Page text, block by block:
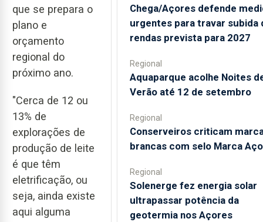
que se prepara o
plano e
orçamento
regional do
próximo ano.
"Cerca de 12 ou
13% de
explorações de
produção de leite
é que têm
eletrificação, ou
seja, ainda existe
aqui alguma
Chega/Açores defende
urgentes para travar subida
rendas prevista para 2027
Regional
Aquaparque acolhe Noites
Verão até 12 de setembro
Regional
Conserveiros criticam
brancas com selo Marca
Regional
Solenerge fez energia solar
ultrapassar potência da
geotermia nos Açores